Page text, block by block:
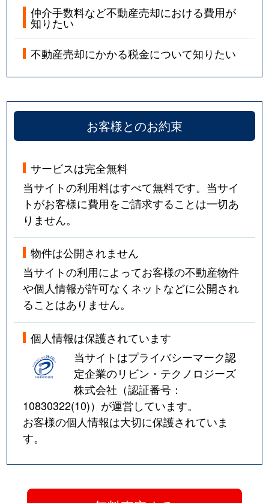
仲介手数料など不動産売却における費用が
知りたい
不動産売却にかかる税金について知りたい
お客様とのお約束
サービスは完全無料
当サイトの利用料はすべて無料です。当サイ
トがお客様に費用をご請求することは一切あ
りません。
物件は公開されません
当サイトの利用によってお客様の不動産物件
や個人情報が許可なくネットなどに公開され
ることはありません。
個人情報は保護されています
当サイトはプライバシーマーク認
定企業のリビン・テクノロジーズ
株式会社（認証番号：
10830322(10)）が運営しています。
お客様の個人情報は大切に保護されていま
す。